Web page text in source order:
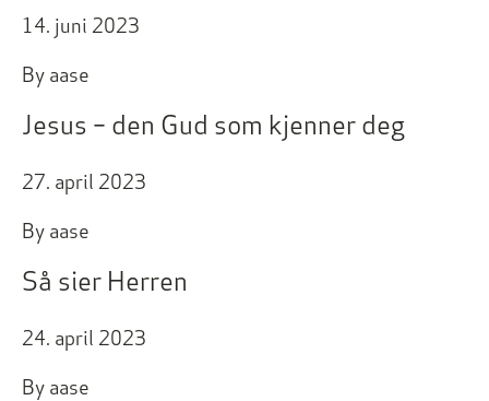
14. juni 2023
By aase
Jesus – den Gud som kjenner deg
27. april 2023
By aase
Så sier Herren
24. april 2023
By aase